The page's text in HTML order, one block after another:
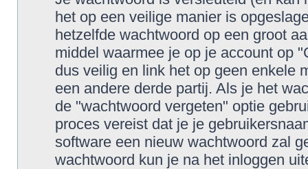
het op een veilige manier is
hetzelfde wachtwoord op een groot
middel waarmee je op je account op
dus veilig en link het op geen enkele
een andere derde partij. Als je het
de "wachtwoord vergeten" optie
proces vereist dat je je
software een nieuw wachtwoord zal
wachtwoord kun je na het inloggen